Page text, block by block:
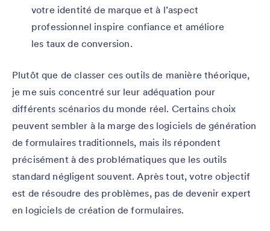
votre identité de marque et à l’aspect
professionnel inspire confiance et améliore
les taux de conversion.
Plutôt que de classer ces outils de manière théorique,
je me suis concentré sur leur adéquation pour
différents scénarios du monde réel. Certains choix
peuvent sembler à la marge des logiciels de génération
de formulaires traditionnels, mais ils répondent
précisément à des problématiques que les outils
standard négligent souvent. Après tout, votre objectif
est de résoudre des problèmes, pas de devenir expert
en logiciels de création de formulaires.